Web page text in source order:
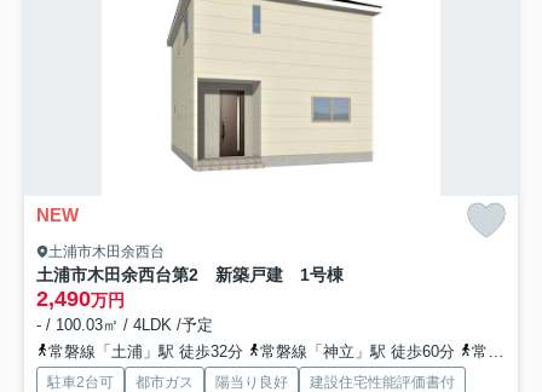
NEW
土浦市木田余西台
土浦市木田余西台第2 新築戸建 1号棟
2,490万円
- / 100.03㎡ / 4LDK /予定
常磐線「土浦」駅 徒歩32分
常磐線「神立」駅 徒歩60分 常磐線「荒川沖」駅 徒歩99分
駐車2台可 都市ガス 陽当り良好
建設住宅性能評価書付